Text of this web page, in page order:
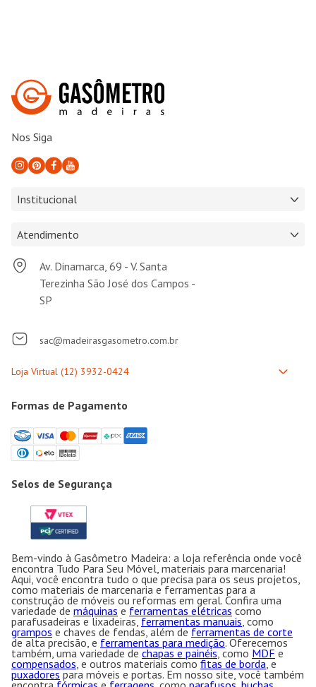
Nos Siga
Institucional
Atendimento
Av. Dinamarca, 69 - V. Santa
Terezinha São José dos Campos -
SP
sac@madeirasgasometro.com.br
Formas de Pagamento
Selos de Segurança
Bem-vindo à Gasômetro Madeira: a loja referência onde você
encontra Tudo Para Seu Móvel, materiais para marcenaria!
Aqui, você encontra tudo o que precisa para os seus projetos,
como materiais de marcenaria e ferramentas para a
construção de móveis ou reformas em geral. Confira uma
variedade de máquinas e ferramentas elétricas como
parafusadeiras e lixadeiras,ferramentas manuais , como
grampos e chaves de fendas, além deferramentas de corte
de alta precisão, e ferramentas para medição. Oferecemos
também, uma variedade dechapas e painéis, como MDF e
compensados , e outros materiais comofitas de borda, e
puxadorespara móveis e portas. Em nosso site, você também